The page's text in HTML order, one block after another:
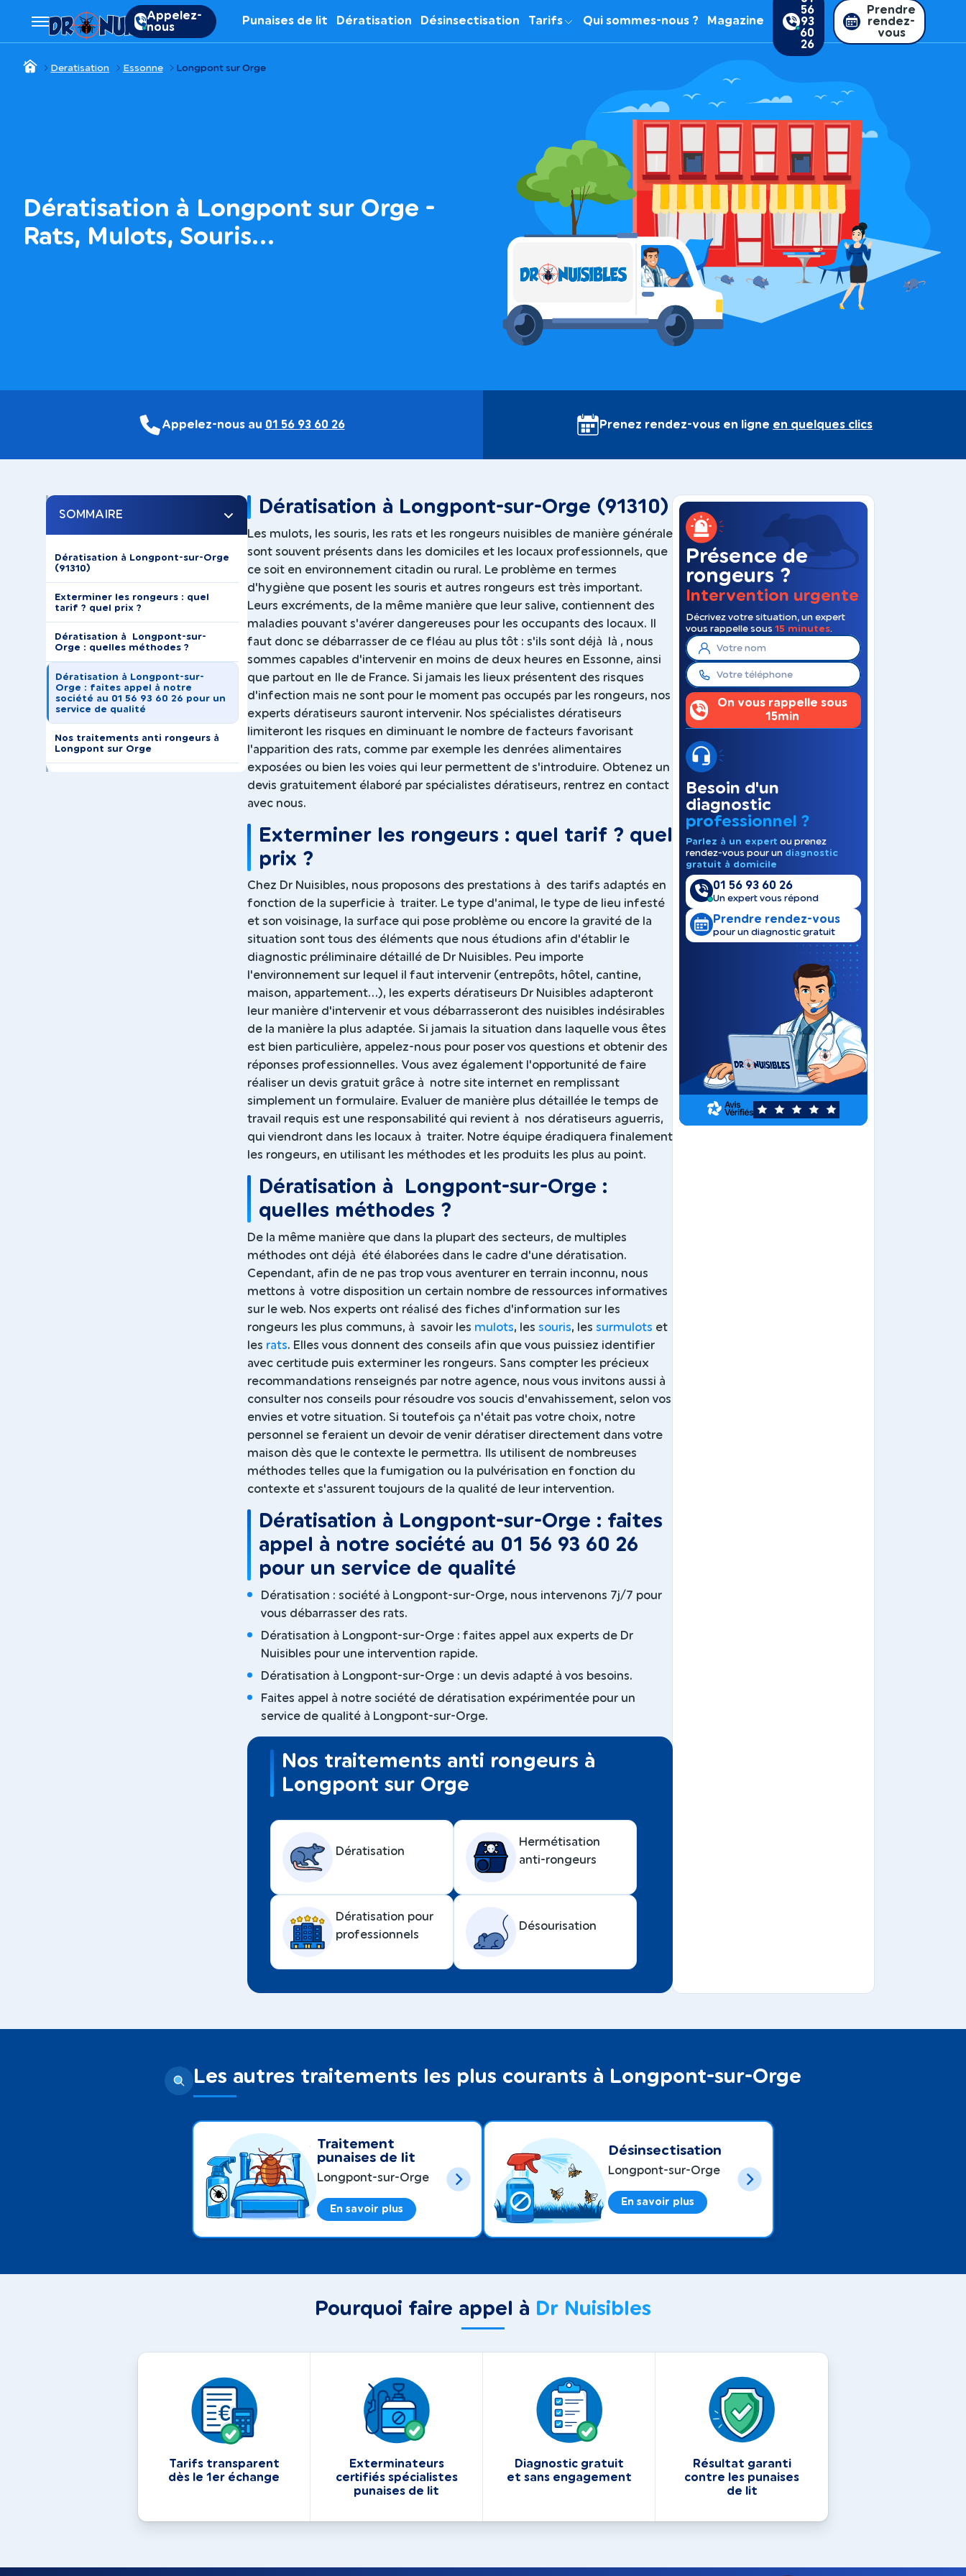
Appelez-
nous
Punaises de lit Dératisation Désinsectisation Tarifs Qui sommes-nous ? Magazine
56
93
60
26
Prendre
rendez-
vous
Deratisation Essonne Longpont sur Orge
Dératisation à Longpont sur Orge -
Rats, Mulots, Souris…
Appelez-nous au 01 56 93 60 26 Prenez rendez-vous en ligne en quelques clics
SOMMAIRE
Dératisation à Longpont-sur-Orge
(91310)
Exterminer les rongeurs : quel
tarif ? quel prix ?
Dératisation à Longpont-sur-
Orge : quelles méthodes ?
Dératisation à Longpont-sur-
Orge : faites appel à notre
société au 01 56 93 60 26 pour un
service de qualité
Nos traitements anti rongeurs à
Longpont sur Orge
Dératisation à Longpont-sur-Orge (91310)
Les mulots, les souris, les rats et les rongeurs nuisibles de manière générale
sont souvent présents dans les domiciles et les locaux professionnels, que
ce soit en environnement citadin ou rural. Le problème en termes
d'hygiène que posent les souris et autres rongeurs est très important.
Leurs excréments, de la même manière que leur salive, contiennent des
maladies pouvant s'avérer dangereuses pour les occupants des locaux. Il
faut donc se débarrasser de ce fléau au plus tôt : s'ils sont déjà là , nous
sommes capables d'intervenir en moins de deux heures en Essonne, ainsi
que partout en Ile de France. Si jamais les lieux présentent des risques
d'infection mais ne sont pour le moment pas occupés par les rongeurs, nos
experts dératiseurs sauront intervenir. Nos spécialistes dératiseurs
limiteront les risques en diminuant le nombre de facteurs favorisant
l'apparition des rats, comme par exemple les denrées alimentaires
exposées ou bien les voies qui leur permettent de s'introduire. Obtenez un
devis gratuitement élaboré par spécialistes dératiseurs, rentrez en contact
avec nous.
Exterminer les rongeurs : quel tarif ? quel
prix ?
Chez Dr Nuisibles, nous proposons des prestations à des tarifs adaptés en
fonction de la superficie à traiter. Le type d'animal, le type de lieu infesté
et son voisinage, la surface qui pose problème ou encore la gravité de la
situation sont tous des éléments que nous étudions afin d'établir le
diagnostic préliminaire détaillé de Dr Nuisibles. Peu importe
l'environnement sur lequel il faut intervenir (entrepôts, hôtel, cantine,
maison, appartement...), les experts dératiseurs Dr Nuisibles adapteront
leur manière d'intervenir et vous débarrasseront des nuisibles indésirables
de la manière la plus adaptée. Si jamais la situation dans laquelle vous êtes
est bien particulière, appelez-nous pour poser vos questions et obtenir des
réponses professionnelles. Vous avez également l'opportunité de faire
réaliser un devis gratuit grâce à notre site internet en remplissant
simplement un formulaire. Evaluer de manière plus détaillée le temps de
travail requis est une responsabilité qui revient à nos dératiseurs aguerris,
qui viendront dans les locaux à traiter. Notre équipe éradiquera finalement
les rongeurs, en utilisant les méthodes et les produits les plus au point.
Dératisation à Longpont-sur-Orge :
quelles méthodes ?
De la même manière que dans la plupart des secteurs, de multiples
méthodes ont déjà été élaborées dans le cadre d'une dératisation.
Cependant, afin de ne pas trop vous aventurer en terrain inconnu, nous
mettons à votre disposition un certain nombre de ressources informatives
sur le web. Nos experts ont réalisé des fiches d'information sur les
rongeurs les plus communs, à savoir les mulots, les souris, les surmulots et
les rats. Elles vous donnent des conseils afin que vous puissiez identifier
avec certitude puis exterminer les rongeurs. Sans compter les précieux
recommandations renseignés par notre agence, nous vous invitons aussi à
consulter nos conseils pour résoudre vos soucis d'envahissement, selon vos
envies et votre situation. Si toutefois ça n'était pas votre choix, notre
personnel se feraient un devoir de venir dératiser directement dans votre
maison dès que le contexte le permettra. Ils utilisent de nombreuses
méthodes telles que la fumigation ou la pulvérisation en fonction du
contexte et s'assurent toujours de la qualité de leur intervention.
Dératisation à Longpont-sur-Orge : faites
appel à notre société au 01 56 93 60 26
pour un service de qualité
Dératisation : société à Longpont-sur-Orge, nous intervenons 7j/7 pour
vous débarrasser des rats.
Dératisation à Longpont-sur-Orge : faites appel aux experts de Dr
Nuisibles pour une intervention rapide.
Dératisation à Longpont-sur-Orge : un devis adapté à vos besoins.
Faites appel à notre société de dératisation expérimentée pour un
service de qualité à Longpont-sur-Orge.
Nos traitements anti rongeurs à
Longpont sur Orge
Dératisation
Hermétisation
anti-rongeurs
Dératisation pour
professionnels
Désourisation
Présence de
rongeurs ?
Intervention urgente
Décrivez votre situation, un expert
vous rappelle sous 15 minutes.
On vous rappelle sous
15min
Besoin d'un
diagnostic
professionnel ?
Parlez à un expert ou prenez
rendez-vous pour un diagnostic
gratuit à domicile
01 56 93 60 26
Un expert vous répond
Prendre rendez-vous
pour un diagnostic gratuit
5
Les autres traitements les plus courants à Longpont-sur-Orge
Traitement
punaises de lit
Longpont-sur-Orge
En savoir plus
Désinsectisation
Longpont-sur-Orge
En savoir plus
Pourquoi faire appel à Dr Nuisibles
Tarifs transparent
dès le 1er échange
Exterminateurs
certifiés spécialistes
punaises de lit
Diagnostic gratuit
et sans engagement
Résultat garanti
contre les punaises
de lit